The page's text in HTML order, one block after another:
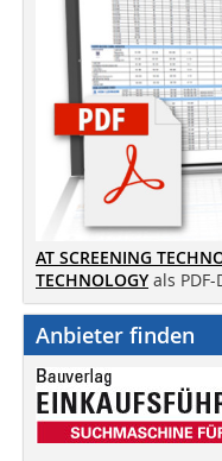
AT SCREENING
TECHNOLOGY als
Anbieter finden